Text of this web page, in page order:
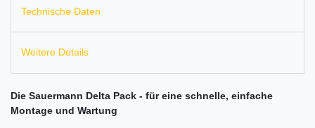
Technische Daten
Weitere Details
Die Sauermann Delta Pack - für eine schnelle, einfache
Montage und Wartung